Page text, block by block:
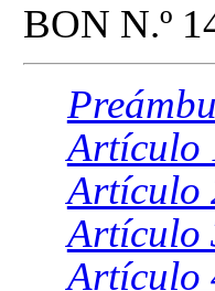
BON N.º
Artículo
Artículo
Artículo
Artículo